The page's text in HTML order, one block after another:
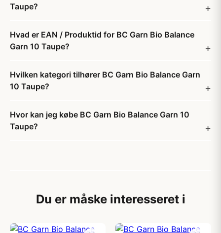
Taupe?
Hvad er EAN / Produktid for BC Garn Bio Balance
Garn 10 Taupe?
Hvilken kategori tilhører BC Garn Bio Balance Garn
10 Taupe?
Hvor kan jeg købe BC Garn Bio Balance Garn 10
Taupe?
Du er måske interesseret i